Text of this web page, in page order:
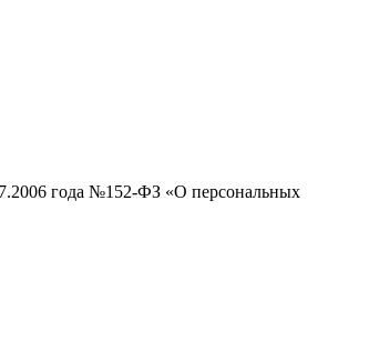
года №152-ФЗ «О персональных